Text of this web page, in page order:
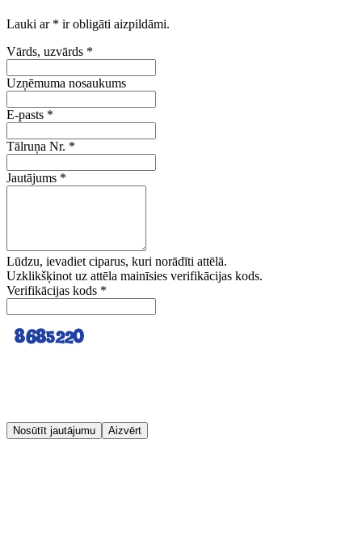
Lauki ar * ir obligāti aizpildāmi.
Vārds, uzvārds *
Uzņēmuma nosaukums
E-pasts *
Tālruņa Nr. *
Jautājums *
Lūdzu, ievadiet ciparus, kuri norādīti attēlā.
Uzklikšķinot uz attēla mainīsies verifikācijas kods.
Verifikācijas kods *
Nosūtīt jautājumu Aizvērt